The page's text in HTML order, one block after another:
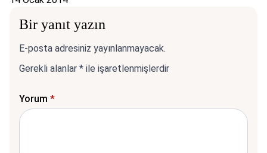
Bir yanıt yazın
E-posta adresiniz yayınlanmayacak.
Gerekli alanlar * ile işaretlenmişlerdir
Yorum *